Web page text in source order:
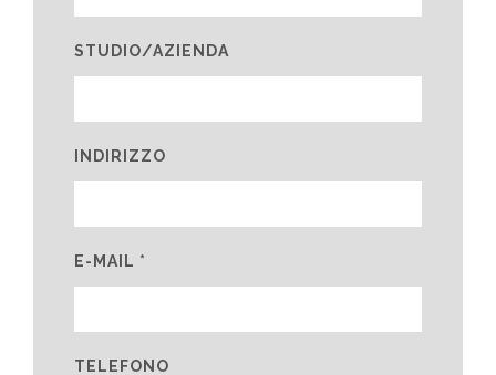
STUDIO/AZIENDA
INDIRIZZO
E-MAIL *
TELEFONO